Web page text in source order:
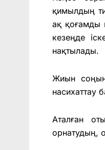
қимылдың
ақ қоғамды
кезеңде
нақтылады.
Жиын
насихаттау
Аталған
орнатудың,